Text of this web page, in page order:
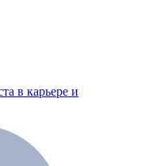
в карьере и